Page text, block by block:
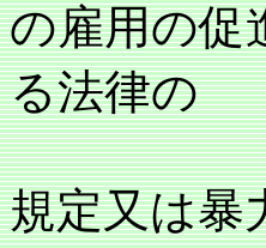
の雇用の促
る法律の
規定又は暴